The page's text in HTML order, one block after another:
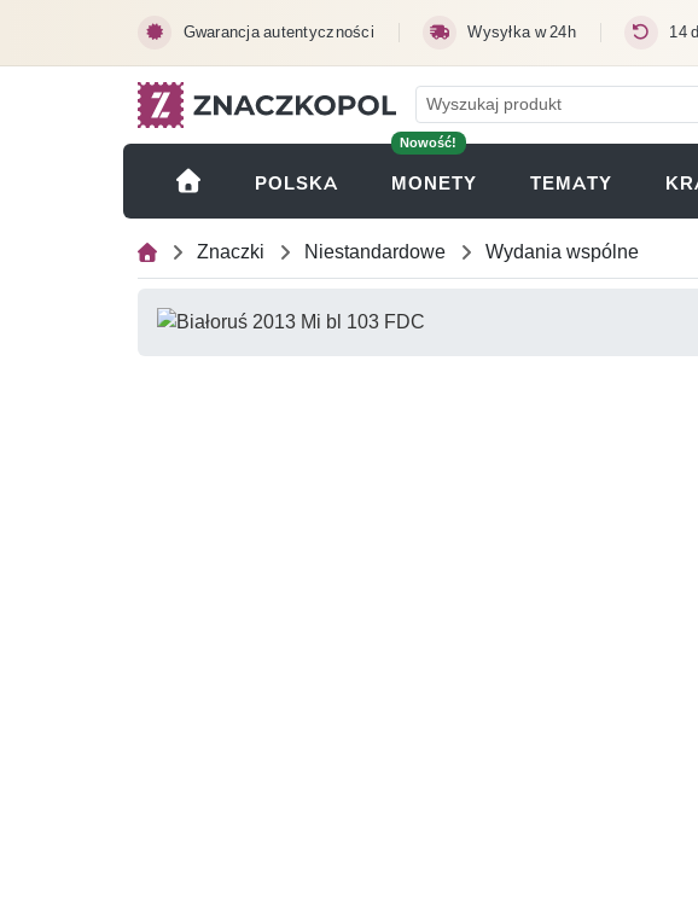
Gwarancja autentyczności Wysyłka w 24h 14
POLSKA
Nowość!
MONETY (OTWIERA SIĘ W
TEMATY
Znaczki Niestandardowe Wydania wspólne